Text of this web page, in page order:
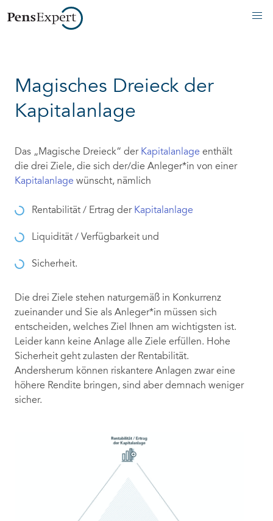
Magisches Dreieck der
Kapitalanlage
Das „Magische Dreieck“ der Kapitalanlage enthält
die drei Ziele, die sich der/die Anleger*in von einer
Kapitalanlage wünscht, nämlich
Rentabilität / Ertrag der Kapitalanlage
Liquidität / Verfügbarkeit und
Sicherheit.
Die drei Ziele stehen naturgemäß in Konkurrenz
zueinander und Sie als Anleger*in müssen sich
entscheiden, welches Ziel Ihnen am wichtigsten ist.
Leider kann keine Anlage alle Ziele erfüllen. Hohe
Sicherheit geht zulasten der Rentabilität.
Andersherum können riskantere Anlagen zwar eine
höhere Rendite bringen, sind aber demnach weniger
sicher.